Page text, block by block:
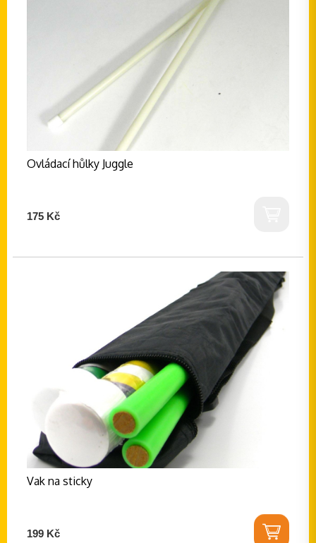
Ovládací hůlky Juggle
175 Kč
Vak na sticky
199 Kč